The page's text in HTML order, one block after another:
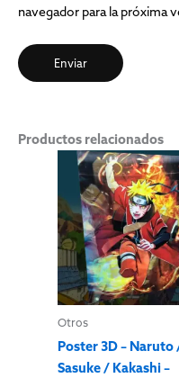
navegador para la próxima
Productos relacionados
Otros
Poster 3D – Naruto
Sasuke / Kakashi –